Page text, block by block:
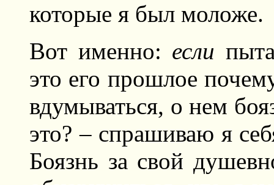
которые я был моложе.
Вот именно: если
это его прошлое
вдумываться, о нем
это? – спрашиваю я
Боязнь за свой